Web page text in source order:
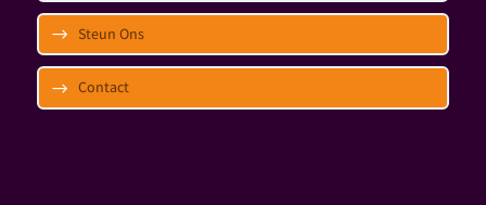
Steun Ons
Contact